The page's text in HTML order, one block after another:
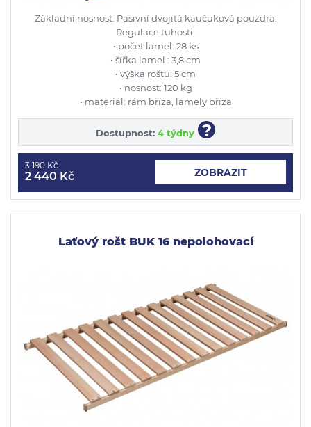
Základní nosnost. Pasivní dvojitá kaučuková pouzdra.
Regulace tuhosti.
• počet lamel: 28 ks
• šířka lamel : 3,8 cm
• výška roštu: 5 cm
• nosnost: 120 kg
• materiál: rám bříza, lamely bříza
Dostupnost: 4 týdny ?
3 190 Kč
2 440 Kč ZOBRAZIT
Laťový rošt BUK 16 nepolohovací